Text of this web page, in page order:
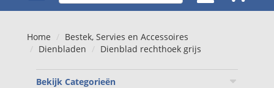
Home
Bestek, Servies en Accessoires
Dienbladen
Dienblad rechthoek grijs
Bekijk Categorieën